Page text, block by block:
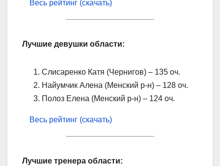
Весь рейтинг (скачать)
Лучшие девушки области:
Слисаренко Катя (Чернигов) – 135 оч.
Найумчик Алена (Менский р-н) – 128 оч.
Полоз Елена (Менский р-н) – 124 оч.
Весь рейтинг (скачать)
Лучшие тренера области: